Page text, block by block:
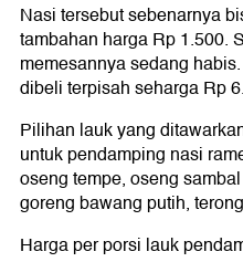
Nasi tersebut sebenarnya
tambahan harga Rp 1.500.
memesannya sedang
dibeli terpisah seharga Rp
Pilihan lauk yang
untuk pendamping nasi
oseng tempe, oseng
goreng bawang putih,
Harga per porsi lauk